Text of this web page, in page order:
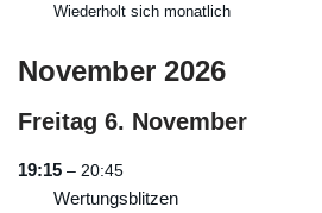
Wiederholt sich monatlich
November 2026
Freitag 6. November
19:15 – 20:45
Wertungsblitzen